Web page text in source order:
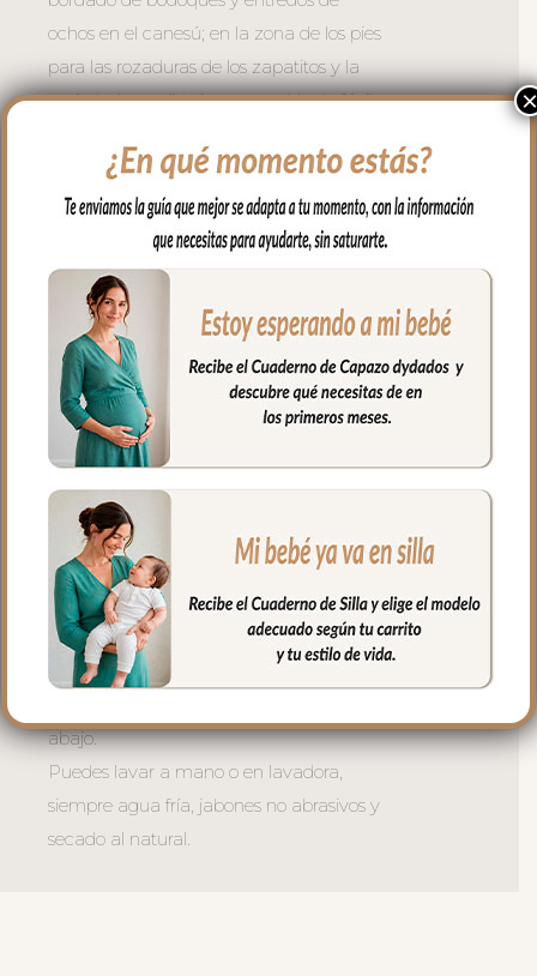
ochos en el canesú; en la zona de los pies
para las rozaduras de los zapatitos y la
suciedad un tejido impermeable de fácil
reciclados.
El relleno de la funda es de micro fibra
hueca para mayor confort del bebé y
muy buena transpirabilidad. Por el revés
un tejido rejilla 3D para una mejor
ventilación.
Para sujetar la funda en la silla cuenta
con una trasera muy ancha y regulable
con goma. También lleva las cintas y las
gomitas por si la capota va unida al
respaldo y no puedes usar la trasera.
Las aberturas verticales en el respaldo y
ojales en el culete y en los laterales son
aptos para la salida de arenes de todo
tipo de sillas.
En la zona de los pies una trasera elástica
abajo.
Puedes lavar a mano o en lavadora,
siempre agua fría, jabones no abrasivos y
secado al natural.
×